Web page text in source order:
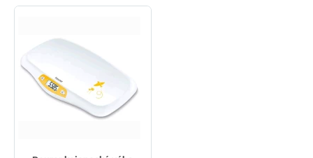
podľa názvu od A